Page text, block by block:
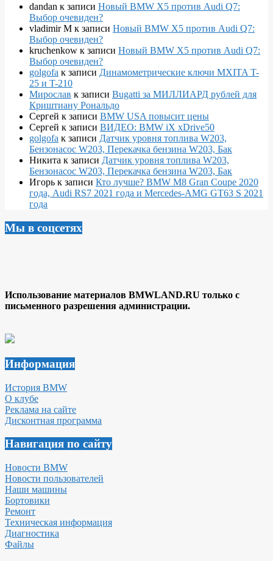
dandan к записи Новый BMW X5 против Audi Q7:
Выбор очевиден?
vladimir M к записи Новый BMW X5 против Audi Q7:
Выбор очевиден?
kruchenkow к записи Новый BMW X5 против Audi Q7:
Выбор очевиден?
golgofa к записи Динамометрические ключи MXITA T-
25 и T-210
Мирослав к записи Bugatti за МИЛЛИАРД рублей для
Криштиану Рональдо
Сергей к записи BMW USA повысит цены
Сергей к записи ВИДЕО: BMW iX xDrive50
golgofa к записи Датчик уровня топлива W203,
Бензонасос W203, Перекачка бензина W203, Бак
Никита к записи Датчик уровня топлива W203,
Бензонасос W203, Перекачка бензина W203, Бак
Игорь к записи Кто лучше? BMW M8 Gran Coupe 2020
года, Audi RS7 2021 года и Mercedes-AMG GT63 S 2021
года
Мы в соцсетях
Использование материалов BMWLAND.RU только с
письменного разрешения администрации.
Информация
История BMW
О клубе
Реклама на сайте
Дисконтная программа
Навигация по сайту
Новости BMW
Новости пользователей
Наши машины
Бортовики
Ремонт
Техническая информация
Диагностика
Файлы